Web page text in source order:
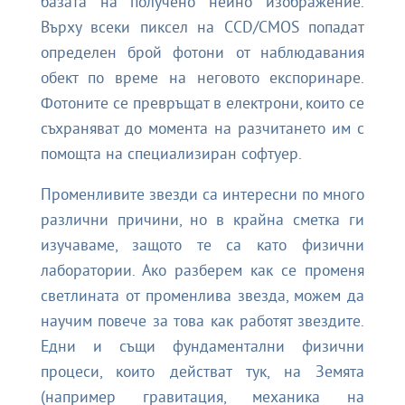
Върху всеки пиксел на CCD/CMOS попадат
определен брой фотони от наблюдавания
обект по време на неговото експоринаре.
Фотоните се превръщат в електрони, които се
съхраняват до момента на разчитането им с
помощта на специализиран софтуер.
Променливите звезди са интересни по много
различни причини, но в крайна сметка ги
изучаваме, защото те са като физични
лаборатории. Ако разберем как се променя
светлината от променлива звезда, можем да
научим повече за това как работят звездите.
Едни и същи фундаментални физични
процеси, които действат тук, на Земята
(например гравитация, механика на